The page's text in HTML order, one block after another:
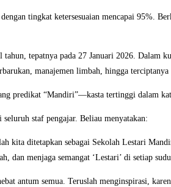
tingkat ketersesuaian mencapai 95%.
tepatnya pada 27 Januari 2026. Dalam
manajemen limbah, hingga
predikat “Mandiri”—kasta tertinggi dalam
staf pengajar. Beliau menyatakan:
ditetapkan sebagai Sekolah Lestari
dan menjaga semangat ‘Lestari’ di setiap
antum semua. Teruslah menginspirasi,